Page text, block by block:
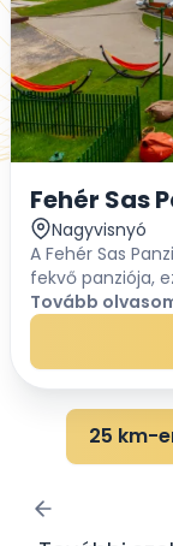
Fehér Sas
Nagyvisnyó
A Fehér Sas
fekvő panziója,
erdei esküvő
övezetben
Tovább
25 km-